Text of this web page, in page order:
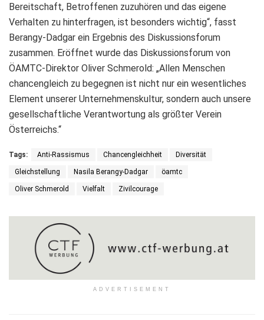
Bereitschaft, Betroffenen zuzuhören und das eigene
Verhalten zu hinterfragen, ist besonders wichtig“, fasst
Berangy-Dadgar ein Ergebnis des Diskussionsforum
zusammen. Eröffnet wurde das Diskussionsforum von
ÖAMTC-Direktor Oliver Schmerold: „Allen Menschen
chancengleich zu begegnen ist nicht nur ein wesentliches
Element unserer Unternehmenskultur, sondern auch unsere
gesellschaftliche Verantwortung als größter Verein
Österreichs.“
Tags: Anti-Rassismus Chancengleichheit Diversität
Gleichstellung Nasila Berangy-Dadgar öamtc
Oliver Schmerold Vielfalt Zivilcourage
ADVERTISEMENT